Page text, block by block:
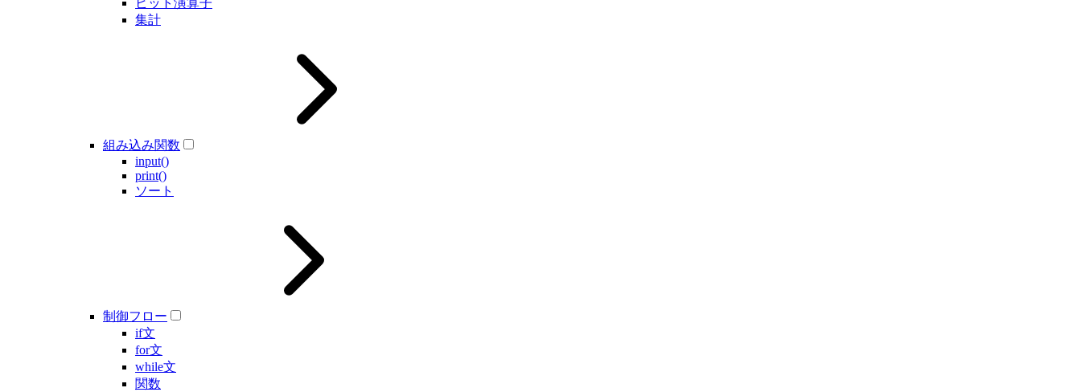
ビット演算子
集計
組み込み関数
input()
print()
ソート
制御フロー
if文
for文
while文
関数